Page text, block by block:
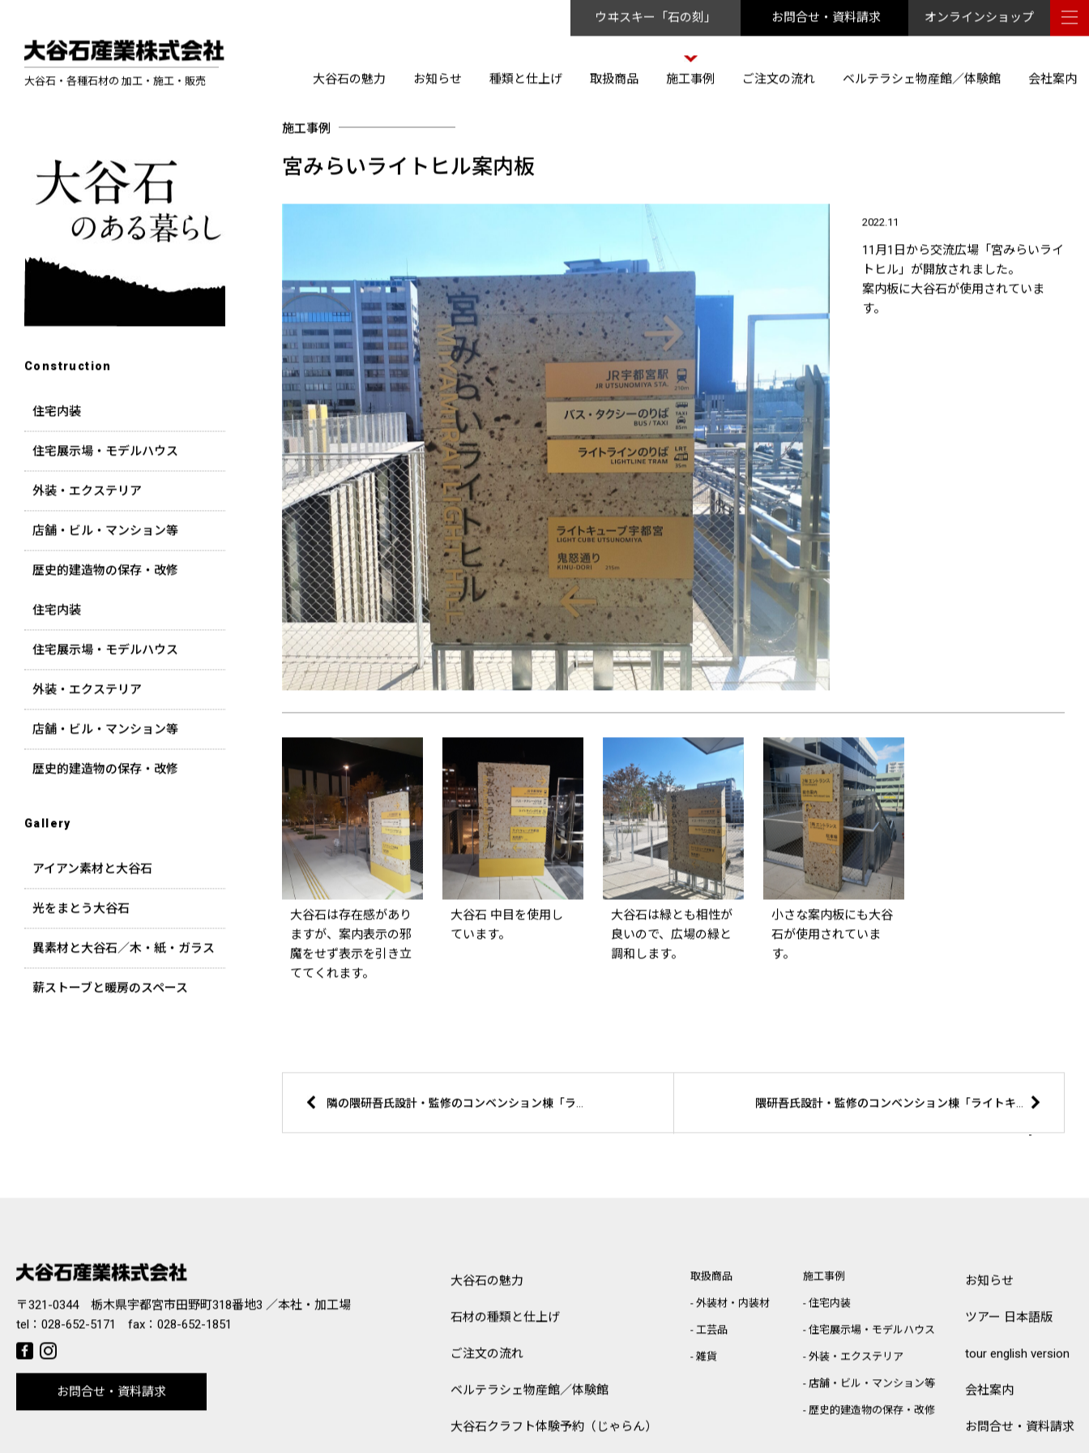
大谷石・各種石材の 加工・施工・販売 大谷石の魅力 お知らせ 種類と仕上げ 取扱商品 施工事例 ご注文の流れ ベルテラシェ物産館／体験館 会社案内
ウヰスキー「石の刻」 お問合せ・資料請求 オンラインショップ
施工事例
宮みらいライトヒル案内板
2022.11
11月1日から交流広場「宮みらいライ
トヒル」が開放されました。
案内板に大谷石が使用されていま
す。
大谷石は存在感があり
ますが、案内表示の邪
魔をせず表示を引き立
ててくれます。
大谷石 中目を使用し
ています。
大谷石は緑とも相性が
良いので、広場の緑と
調和します。
小さな案内板にも大谷
石が使用されていま
す。
隣の隈研吾氏設計・監修のコンベンション棟「ライトキューブ宇都宮」 隈研吾氏設計・監修のコンベンション棟「ライトキューブ宇都宮」
Construction
住宅内装
住宅展示場・モデルハウス
外装・エクステリア
店舗・ビル・マンション等
歴史的建造物の保存・改修
住宅内装
住宅展示場・モデルハウス
外装・エクステリア
店舗・ビル・マンション等
歴史的建造物の保存・改修
Gallery
アイアン素材と大谷石
光をまとう大谷石
異素材と大谷石／木・紙・ガラス
薪ストーブと暖房のスペース
〒321-0344 栃木県宇都宮市田野町318番地3 ／本社・加工場
tel： 028-652-5171 fax：028-652-1851
お問合せ・資料請求
大谷石の魅力
石材の種類と仕上げ
ご注文の流れ
ベルテラシェ物産館／体験館
大谷石クラフト体験予約（じゃらん）
お知らせ
ツアー 日本語版
tour english version
会社案内
お問合せ・資料請求
取扱商品
外装材・内装材
工芸品
雑貨
施工事例
住宅内装
住宅展示場・モデルハウス
外装・エクステリア
店舗・ビル・マンション等
歴史的建造物の保存・改修